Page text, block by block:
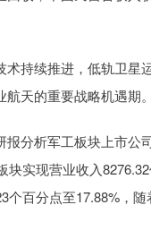
续推进，低轨卫星
天的重要战略机遇期。
析军工板块上市公
实现营业收入
个百分点至17.88%，